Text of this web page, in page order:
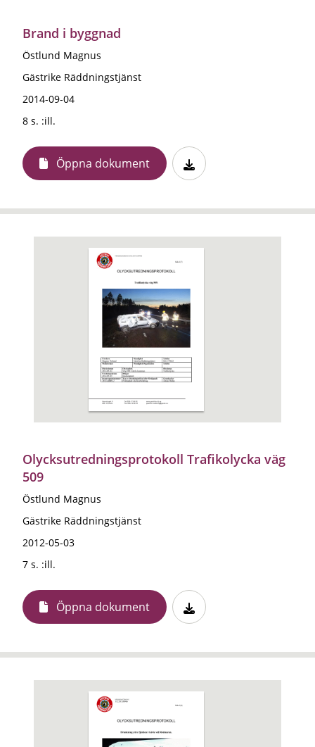
Brand i byggnad
Östlund Magnus
Gästrike Räddningstjänst
2014-09-04
8 s. :ill.
Öppna dokument
Olycksutredningsprotokoll Trafikolycka väg
509
Östlund Magnus
Gästrike Räddningstjänst
2012-05-03
7 s. :ill.
Öppna dokument